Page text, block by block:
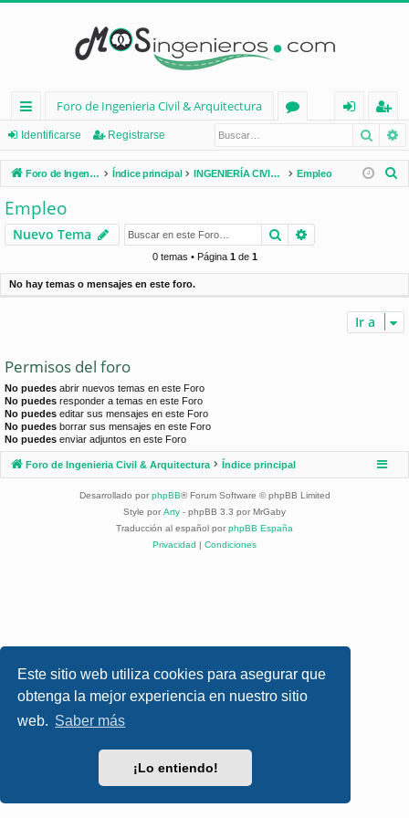
Este sitio web utiliza cookies para asegurar que
obtenga la mejor experiencia en nuestro sitio
web. Saber más
¡Lo entiendo!
nl
ac
es
rá
pi
d
Foro de Ingenieria Civil & Arquitectura
os
nt
ifi
e
eg
ist
ra
Identificarse Registrarse
Foro de Ingenieria Civil & Arquitectura Índice principal INGENIERÍA CIVIL (España) Empleo
r
Empleo
Nuevo Tema Buscar
0 temas • Página 1de 1
No hay temas o mensajes en este foro.
Ir a
Permisos del foro
No puedes abrir nuevos temas en este Foro
No puedes responder a temas en este Foro
No puedes editar sus mensajes en este Foro
No puedes borrar sus mensajes en este Foro
No puedes enviar adjuntos en este Foro
Foro de Ingenieria Civil & Arquitectura Índice principal
Desarrollado por phpBB® Forum Software © phpBB Limited
Style por Arty - phpBB 3.3 por MrGaby
Traducción al español por phpBB España
Privacidad | Condiciones